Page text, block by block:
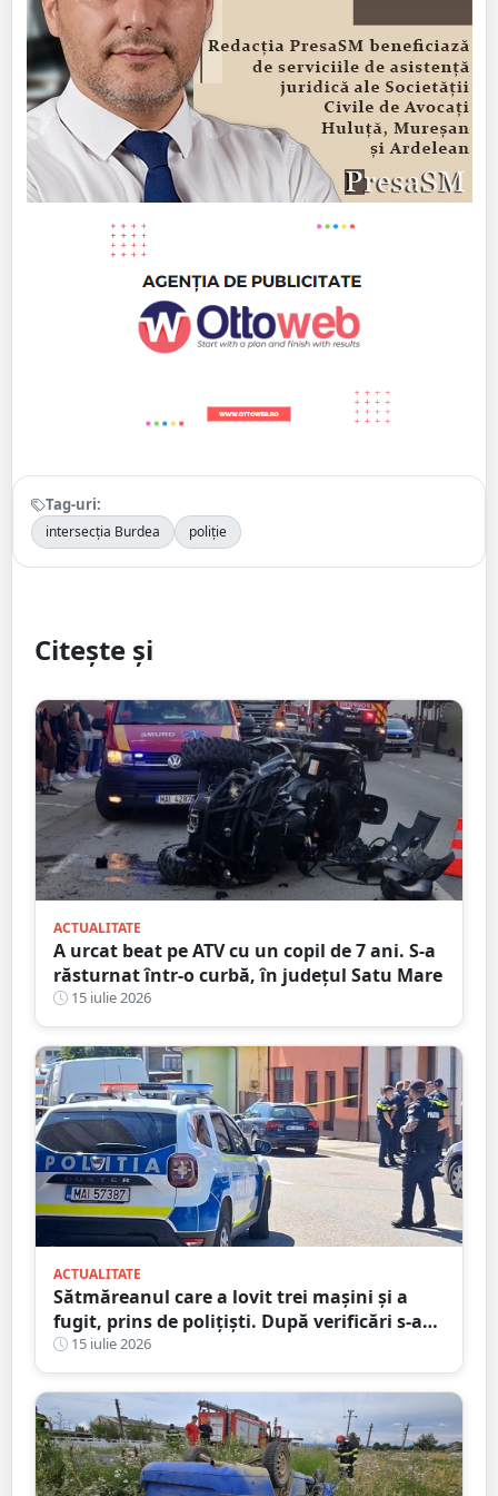
Tag-uri:
intersecția Burdea poliție
Citește și
ACTUALITATE
A urcat beat pe ATV cu un copil de 7 ani. S-a
răsturnat într-o curbă, în județul Satu Mare
15 iulie 2026
ACTUALITATE
Sătmăreanul care a lovit trei mașini și a
fugit, prins de polițiști. După verificări s-a
ales și cu dosar penal
15 iulie 2026